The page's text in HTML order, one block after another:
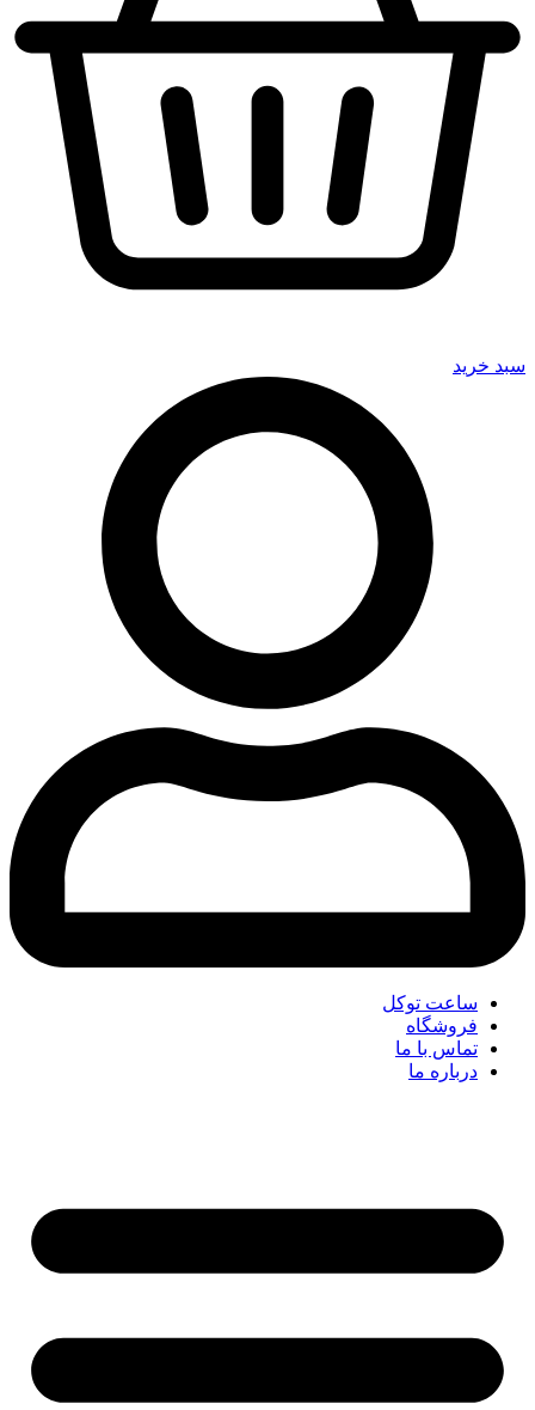
سبد خرید
ساعت توکل
فروشگاه
تماس با ما
درباره ما